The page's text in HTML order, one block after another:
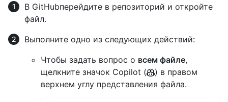
В GitHubперейдите в репозиторий и откройте
файл.
Выполните одно из следующих действий:
Чтобы задать вопрос о всем файле,
щелкните значок Copilot (
) в правом
верхнем углу представления файла.